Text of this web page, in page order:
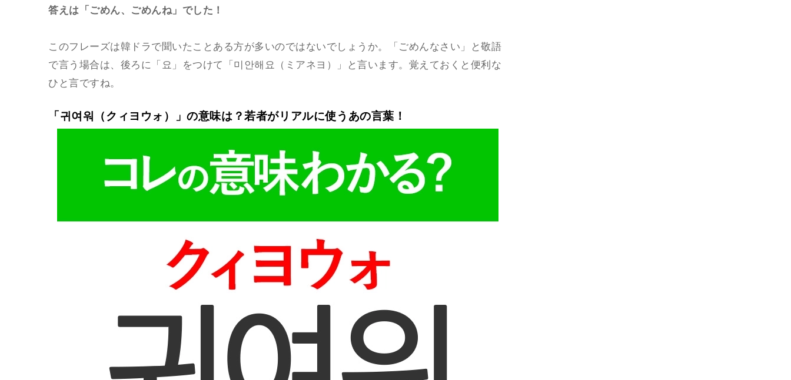
答えは「ごめん、ごめんね」でした！
このフレーズは韓ドラで聞いたことある方が多いのではないでしょうか。「ごめんなさい」と敬語
で言う場合は、後ろに「요」をつけて「미안해요（ミアネヨ）」と言います。覚えておくと便利な
ひと言ですね。
「귀여워（クィヨウォ）」の意味は？若者がリアルに使うあの言葉！